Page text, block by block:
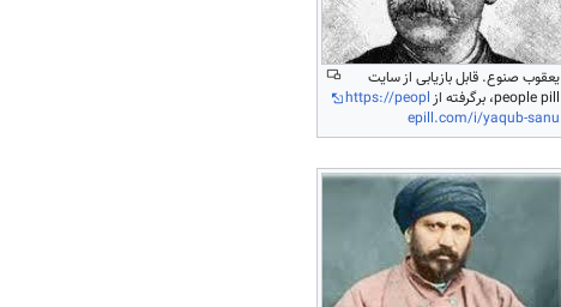
یعقوب صنوع. قابل بازیابی از سایت
people pill، برگرفته از
https://peopl
epill.com/i/yaqub-sanu